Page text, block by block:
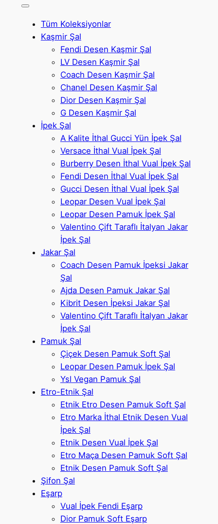
r
h
Tüm Koleksiyonlar
Kaşmir Şal
Fendi Desen Kaşmir Şal
LV Desen Kaşmir Şal
Coach Desen Kaşmir Şal
Chanel Desen Kaşmir Şal
Dior Desen Kaşmir Şal
G Desen Kaşmir Şal
İpek Şal
A Kalite İthal Gucci Yün İpek Şal
Versace İthal Vual İpek Şal
Burberry Desen İthal Vual İpek Şal
Fendi Desen İthal Vual İpek Şal
Gucci Desen İthal Vual İpek Şal
Leopar Desen Vual İpek Şal
Leopar Desen Pamuk İpek Şal
Valentino Çift Taraflı İtalyan Jakar
İpek Şal
Jakar Şal
Coach Desen Pamuk İpeksi Jakar
Şal
Ajda Desen Pamuk Jakar Şal
Kibrit Desen İpeksi Jakar Şal
Valentino Çift Taraflı İtalyan Jakar
İpek Şal
Pamuk Şal
Çiçek Desen Pamuk Soft Şal
Leopar Desen Pamuk İpek Şal
Ysl Vegan Pamuk Şal
Etro-Etnik Şal
Etnik Etro Desen Pamuk Soft Şal
Etro Marka İthal Etnik Desen Vual
İpek Şal
Etnik Desen Vual İpek Şal
Etro Maça Desen Pamuk Soft Şal
Etnik Desen Pamuk Soft Şal
Şifon Şal
Eşarp
Vual İpek Fendi Eşarp
Dior Pamuk Soft Eşarp